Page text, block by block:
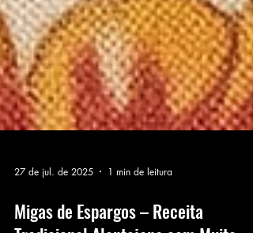
27 de jul. de 2025 1 min de leitura